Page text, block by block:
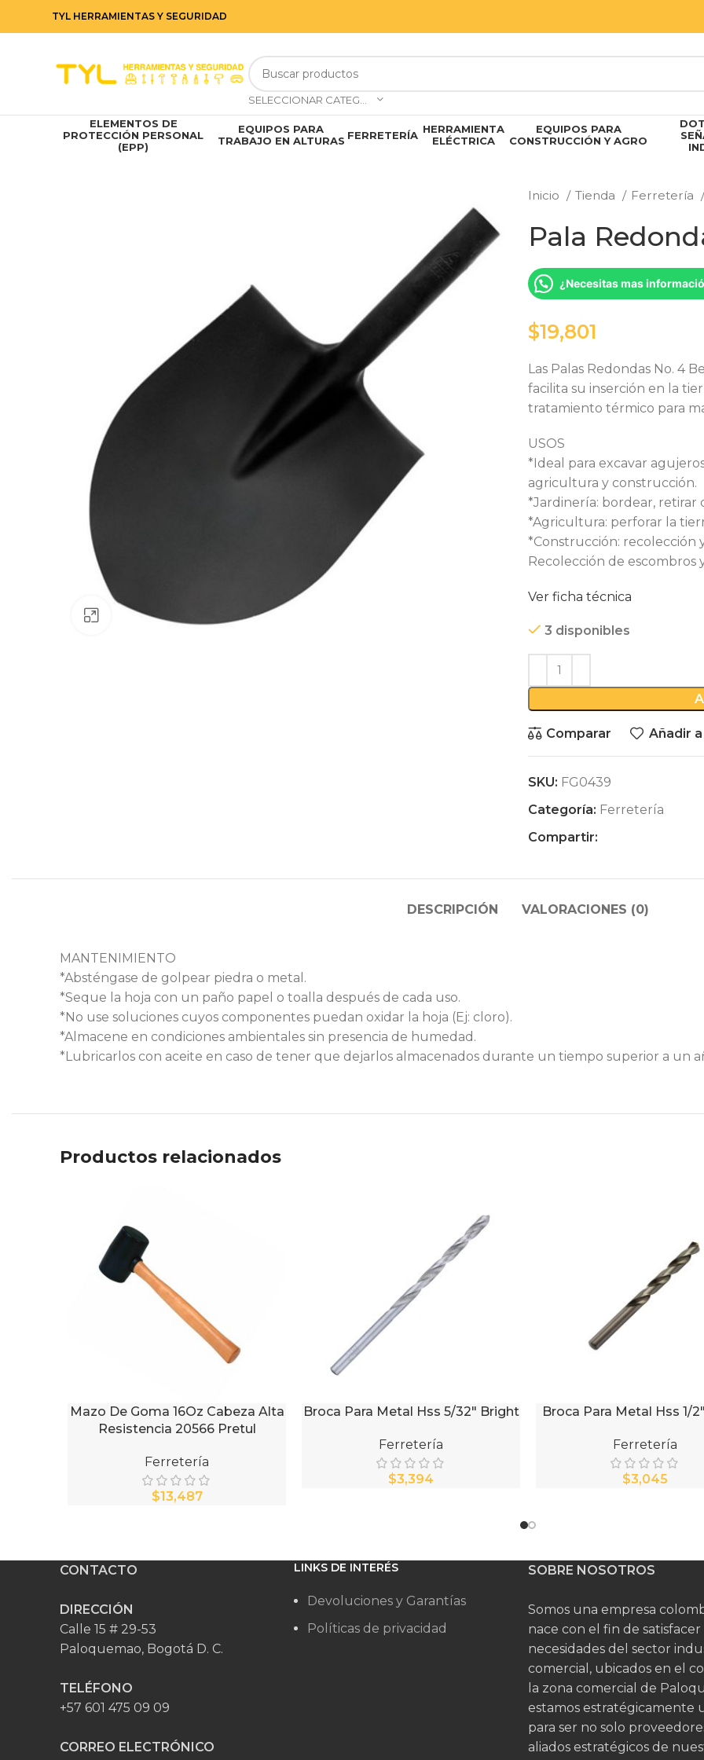
TYL HERRAMIENTAS Y SEGURIDAD
ELEMENTOS DE
PROTECCIÓN PERSONAL
(EPP)
EQUIPOS PARA
TRABAJO EN ALTURAS FERRETERÍA HERRAMIENTA
ELÉCTRICA
EQUIPOS PARA
CONSTRUCCIÓN Y AGRO
Clic para ampliar
Inicio Tienda Ferretería
Pala
¿Necesitas mas
$
Las Palas Redondas No. 4
facilita su inserción en la
tratamiento térmico para
USOS
*Ideal para excavar
agricultura y construcción.
*Jardinería: bordear, retirar
*Agricultura: perforar la
*Construcción: recolección
Recolección de escombros
Ver ficha técnica
3 disponibles
Comparar Añadir
SKU: FG0439
Categoría: Ferretería
Compartir:
DESCRIPCIÓN VALORACIONES (0)
MANTENIMIENTO
*Absténgase de golpear piedra o metal.
*Seque la hoja con un paño papel o toalla después de cada uso.
*No use soluciones cuyos componentes puedan oxidar la hoja (Ej: cloro).
*Almacene en condiciones ambientales sin presencia de humedad.
*Lubricarlos con aceite en caso de tener que dejarlos almacenados durante un tiempo superior a un
Productos relacionados
AÑADIR AL CARRITO
Mazo De Goma 16Oz Cabeza Alta
Resistencia 20566 Pretul
Ferretería
$
AÑADIR AL CARRITO
Broca Para Metal Hss 5/32″ Bright
Ferretería
$
AÑADIR AL CARRITO
Broca Para Metal Hss 1/
Ferretería
$
CONTACTO
DIRECCIÓN
Calle 15 # 29-53
Paloquemao, Bogotá D. C.
TELÉFONO
+57 601 475 09 09
CORREO ELECTRÓNICO
LINKS DE INTERÉS
Devoluciones y Garantías
Políticas de privacidad
SOBRE NOSOTROS
Somos una empresa
nace con el fin de satisfacer
necesidades del sector
comercial, ubicados en el
la zona comercial de
estamos estratégicamente
para ser no solo
aliados estratégicos de